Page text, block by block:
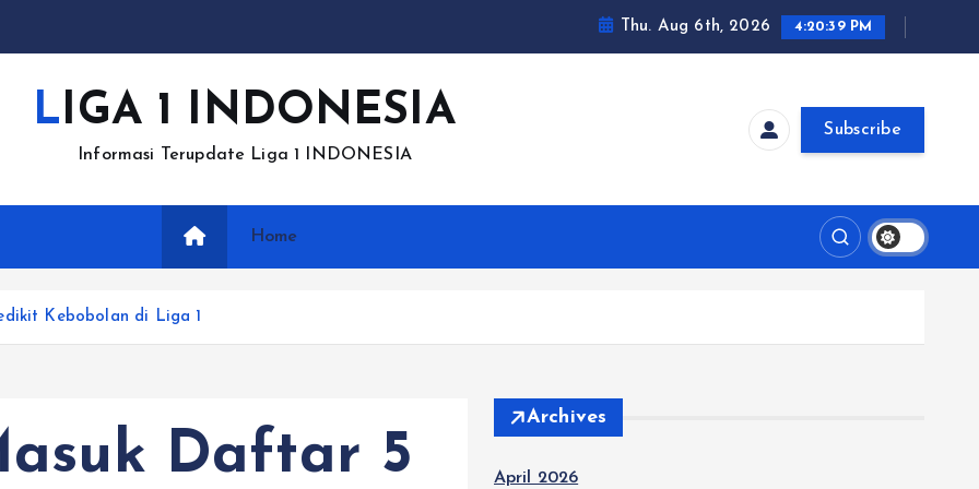
Thu. Aug 6th, 2026 4:20:40 PM
LIGA 1 INDONESIA
Informasi Terupdate Liga 1 INDONESIA
Subscribe
Home
Kebobolan di Liga 1
Daftar 5
Archives
April 2026